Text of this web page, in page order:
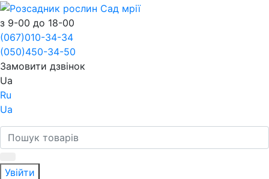
з 9-00 до 18-00
(067)010-34-34
(050)450-34-50
Замовити дзвінок
Ua
Ru
Ua
Увійти